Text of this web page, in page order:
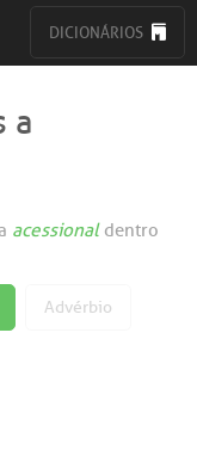
DICIONÁRIOS
a
acessionaldentro
Advérbio